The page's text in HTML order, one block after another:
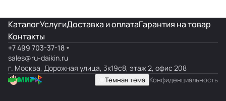
КаталогУслугиДоставка и оплатаГарантия на товар
Контакты
+7 499 703-37-18
sales@ru-daikin.ru
г. Москва, Дорожная улица, 3к19с8, этаж 2, офис 208
Темная тема Конфиденциальность